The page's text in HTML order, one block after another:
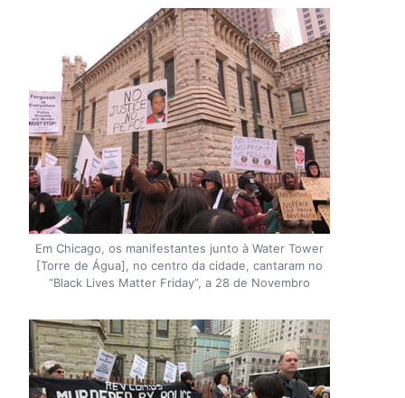
Em Chicago, os manifestantes junto à Water Tower
[Torre de Água], no centro da cidade, cantaram no
“Black Lives Matter Friday”, a 28 de Novembro